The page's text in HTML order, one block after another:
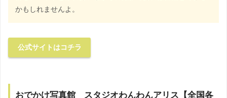
かもしれませんよ。
公式サイトはコチラ
おでかけ写真館 スタジオわんわんアリス【全国各